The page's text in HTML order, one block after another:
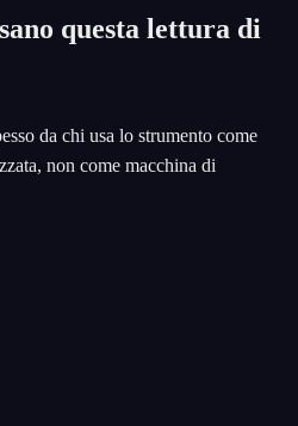
questa lettura di
da chi usa lo strumento come
non come macchina di